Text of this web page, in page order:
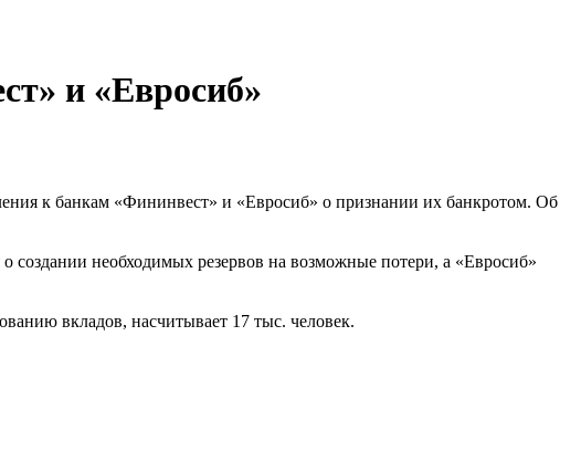
и «Евросиб»
к банкам «Фининвест» и «Евросиб» о признании их банкротом. Об
создании необходимых резервов на возможные потери, а «Евросиб»
вкладов, насчитывает 17 тыс. человек.